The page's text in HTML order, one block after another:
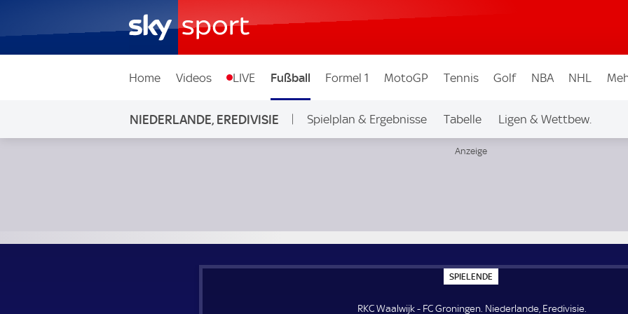
Home Videos LIVE Fußball Formel 1 MotoGP Tennis Golf NBA NHL
NIEDERLANDE, EREDIVISIE Spielplan & Ergebnisse Tabelle Ligen & Wettbew.
SPIELENDE
P
E
RKC Waalwijk - FC Groningen. Niederlande, Eredivisie.